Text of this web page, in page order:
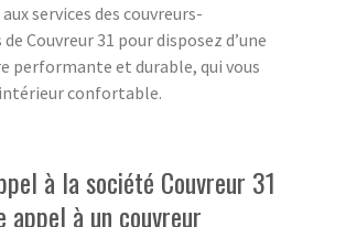
services des couvreurs-
Couvreur 31 pour disposez d’une
performante et durable, qui vous
confortable.
à la société Couvreur 31
appel à un couvreur